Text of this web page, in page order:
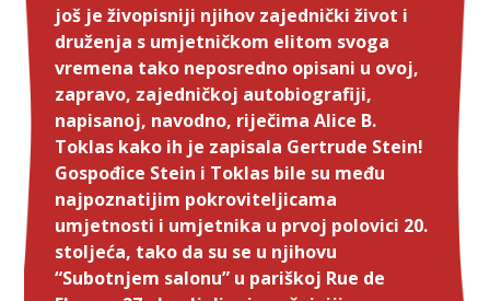
još je živopisniji njihov zajednički život i
druženja s umjetničkom elitom svoga
vremena tako neposredno opisani u ovoj,
zapravo, zajedničkoj autobiografiji,
napisanoj, navodno, riječima Alice B.
Toklas kako ih je zapisala Gertrude Stein!
Gospođice Stein i Toklas bile su među
najpoznatijim pokroviteljicama
umjetnosti i umjetnika u prvoj polovici 20.
stoljeća, tako da su se u njihovu
“Subotnjem salonu” u pariškoj Rue de